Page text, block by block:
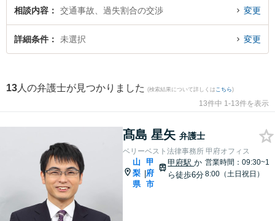
『山梨県で土日や夜間に発生した過失割合の交渉のトラブルを今すぐに弁護士
に相談したい』『過失割合の交渉のトラブル解決の実績豊富な近くの弁護士を
検索したい』『初回相談無料で過失割合の交渉を法律相談できる山梨県内の弁
相談内容 交通事故、過失割合の交渉 変更
詳細条件 未選択 変更
13 人の弁護士が見つかりました (検索結果について詳しくは こちら)
13件中 1-13件を表示
髙島 星矢 弁護士
ベリーベスト法律事務所 甲府オフィス
山
梨
県
|
甲
府
市
甲府駅か
ら徒歩6分
営業時間：09:30~1
8:00（土日祝日）